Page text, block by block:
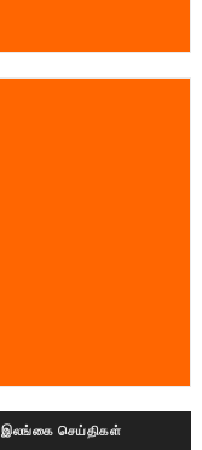
இலங்கை செய்திகள்